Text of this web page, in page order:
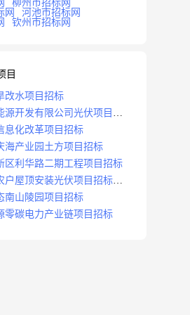
柳州市招标网
网
河池市招标网
钦州市招标网
目
改水项目招标
源开发有限公司光伏项目招
息化改革项目招标
海产业园土方项目招标
区利华路二期工程项目招标
户屋顶安装光伏项目招标公
南山陵园项目招标
零碳电力产业链项目招标